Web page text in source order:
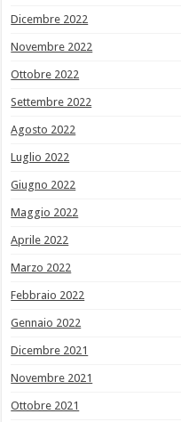
Dicembre 2022
Novembre 2022
Ottobre 2022
Settembre 2022
Agosto 2022
Luglio 2022
Giugno 2022
Maggio 2022
Aprile 2022
Marzo 2022
Febbraio 2022
Gennaio 2022
Dicembre 2021
Novembre 2021
Ottobre 2021